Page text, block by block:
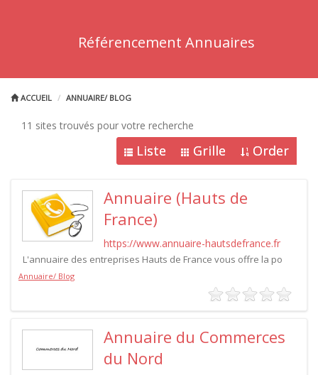
Référencement Annuaires
ACCUEIL ANNUAIRE/ BLOG
11 sites trouvés pour votre recherche
Liste Grille Order
Annuaire (Hauts de
France)
https://www.annuaire-hautsdefrance.fr
L'annuaire des entreprises Hauts de France vous offre la po
Annuaire/ Blog
Annuaire du Commerces
du Nord